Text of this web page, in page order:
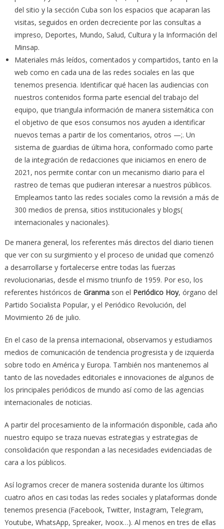
del sitio y la sección Cuba son los espacios que acaparan las
visitas, seguidos en orden decreciente por las consultas a
impreso, Deportes, Mundo, Salud, Cultura y la Información del
Minsap.
Materiales más leídos, comentados y compartidos, tanto en la
web como en cada una de las redes sociales en las que
tenemos presencia. Identificar qué hacen las audiencias con
nuestros contenidos forma parte esencial del trabajo del
equipo, que triangula información de manera sistemática con
el objetivo de que esos consumos nos ayuden a identificar
nuevos temas a partir de los comentarios, otros —;. Un
sistema de guardias de última hora, conformado como parte
de la integración de redacciones que iniciamos en enero de
2021, nos permite contar con un mecanismo diario para el
rastreo de temas que pudieran interesar a nuestros públicos.
Empleamos tanto las redes sociales como la revisión a más de
300 medios de prensa, sitios institucionales y blogs(
internacionales y nacionales).
De manera general, los referentes más directos del diario tienen
que ver con su surgimiento y el proceso de unidad que comenzó
a desarrollarse y fortalecerse entre todas las fuerzas
revolucionarias, desde el mismo triunfo de 1959. Por eso, los
referentes históricos de Granmason el Periódico Hoy, órgano del
Partido Socialista Popular, y el Periódico Revolución, del
Movimiento 26 de julio.
En el caso de la prensa internacional, observamos y estudiamos
medios de comunicación de tendencia progresista y de izquierda
sobre todo en América y Europa. También nos mantenemos al
tanto de las novedades editoriales e innovaciones de algunos de
los principales periódicos de mundo así como de las agencias
internacionales de noticias.
A partir del procesamiento de la información disponible, cada año
nuestro equipo se traza nuevas estrategias y estrategias de
consolidación que respondan a las necesidades evidenciadas de
cara a los públicos.
Así logramos crecer de manera sostenida durante los últimos
cuatro años en casi todas las redes sociales y plataformas donde
tenemos presencia (Facebook, Twitter, Instagram, Telegram,
Youtube, WhatsApp, Spreaker, Ivoox…). Al menos en tres de ellas